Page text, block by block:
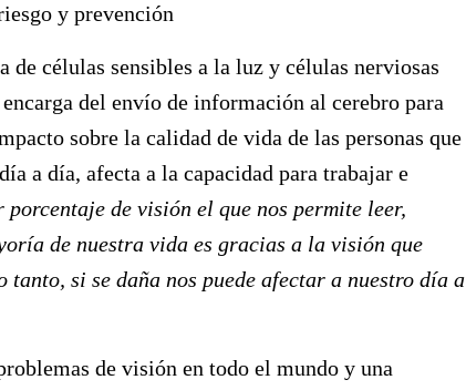
y prevención
de células sensibles a la luz y células nerviosas
del envío de información al cerebro para
sobre la calidad de vida de las personas que
a día, afecta a la capacidad para trabajar e
porcentaje de visión el que nos permite leer,
de nuestra vida es gracias a la visión que
si se daña nos puede afectar a nuestro día a
de visión en todo el mundo y una